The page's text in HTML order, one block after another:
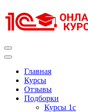
к
содержимому
Главная
Курсы
Отзывы
Подборки
Курсы 1с